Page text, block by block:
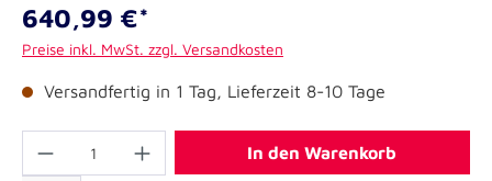
640,99 €*
Preise inkl. MwSt. zzgl. Versandkosten
Versandfertig in 1 Tag, Lieferzeit 8-10 Tage
In den Warenkorb